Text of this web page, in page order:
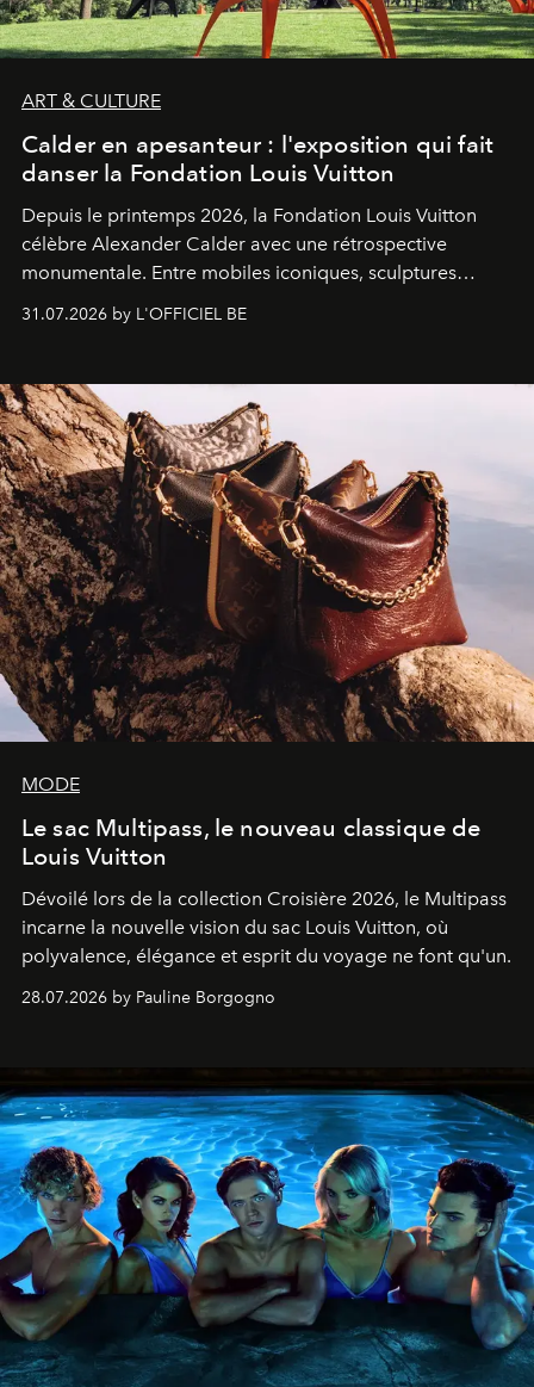
ART & CULTURE
Calder en apesanteur : l'exposition qui fait
danser la Fondation Louis Vuitton
Depuis le printemps 2026, la Fondation Louis Vuitton
célèbre Alexander Calder avec une rétrospective
monumentale. Entre mobiles iconiques, sculptures
américain investit les espaces imaginés par Frank Gehry
sculpture.
31.07.2026 by L'OFFICIEL BE
MODE
Le sac Multipass, le nouveau classique de
Louis Vuitton
Dévoilé lors de la collection Croisière 2026, le Multipass
incarne la nouvelle vision du sac Louis Vuitton, où
polyvalence, élégance et esprit du voyage ne font qu'un.
28.07.2026 by Pauline Borgogno